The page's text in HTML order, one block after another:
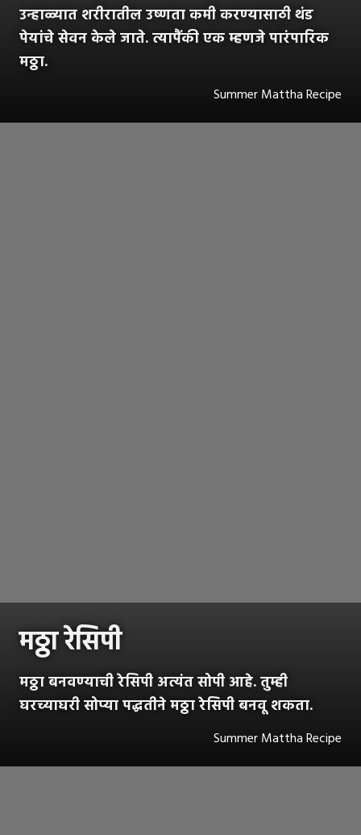
उन्हाळ्यात शरीरातील उष्णता कमी करण्यासाठी थंड
पेयांचे सेवन केले जाते. त्यापैंकी एक म्हणजे पारंपारिक
मठ्ठा.
Summer Mattha Recipe
मठ्ठा रेसिपी
मठ्ठा बनवण्याची रेसिपी अत्यंत सोपी आहे. तुम्ही
घरच्याघरी सोप्या पद्धतीने मठ्ठा रेसिपी बनवू शकता.
Summer Mattha Recipe